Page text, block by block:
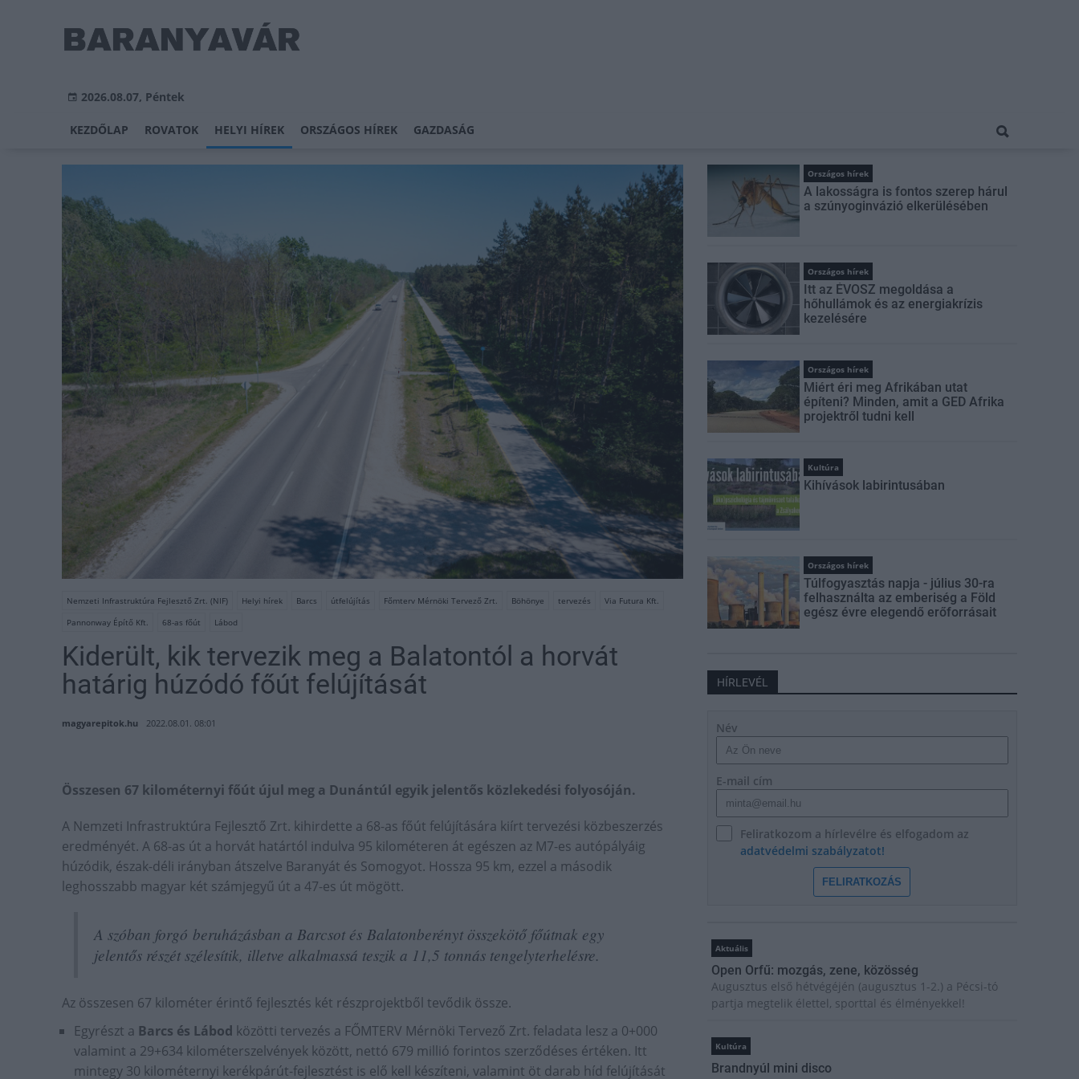
2026.08.07, Péntek
KEZDŐLAP ROVATOK HELYI HÍREK ORSZÁGOS HÍREK GAZDASÁG
Nemzeti Infrastruktúra Fejlesztő Zrt. (NIF) Helyi hírek Barcs útfelújítás Főmterv Mérnöki Tervező Zrt. Böhönye tervezés
Via Futura Kft.
Pannonway Építő Kft.
68-as főút Lábod
Kiderült, kik tervezik meg a Balatontól a horvát
határig húzódó főút felújítását
magyarepitok.hu 2022.08.01. 08:01
Összesen 67 kilométernyi főút újul meg a Dunántúl egyik jelentős közlekedési folyosóján.
A Nemzeti Infrastruktúra Fejlesztő Zrt. kihirdette a 68-as főút felújítására kiírt tervezési közbeszerzés
eredményét. A 68-as út a horvát határtól indulva 95 kilométeren át egészen az M7-es autópályáig
húzódik, észak-déli irányban átszelve Baranyát és Somogyot. Hossza 95 km, ezzel a második
leghosszabb magyar két számjegyű út a 47-es út mögött.
A szóban forgó beruházásban a Barcsot és Balatonberényt összekötő főútnak egy
jelentős részét szélesítik, illetve alkalmassá teszik a 11,5 tonnás tengelyterhelésre.
Az összesen 67 kilométer érintő fejlesztés két részprojektből tevődik össze.
Egyrészt a Barcs és Lábod közötti tervezés a FŐMTERV Mérnöki Tervező Zrt. feladata lesz a 0+000
valamint a 29+634 kilométerszelvények között, nettó 679 millió forintos szerződéses értéken. Itt
mintegy 30 kilométernyi kerékpárút-fejlesztést is elő kell készíteni, valamint öt darab híd felújítását
Országos hírek
A lakosságra is fontos szerep hárul
a szúnyoginvázió elkerülésében
Országos hírek
Itt az ÉVOSZ megoldása a
hőhullámok és az energiakrízis
kezelésére
Országos hírek
Miért éri meg Afrikában utat
építeni? Minden, amit a GED Afrika
projektről tudni kell
Kultúra
Kihívások labirintusában
Országos hírek
Túlfogyasztás napja - július 30-ra
felhasználta az emberiség a Föld
egész évre elegendő erőforrásait
HÍRLEVÉL
Név
E-mail cím
Feliratkozom a hírlevélre és elfogadom az
adatvédelmi szabályzatot!
FELIRATKOZÁS
Aktuális
Open Orfű: mozgás, zene, közösség
Augusztus első hétvégéjén (augusztus 1-2.) a Pécsi-tó
partja megtelik élettel, sporttal és élményekkel!
Kultúra
Brandnyúl mini disco